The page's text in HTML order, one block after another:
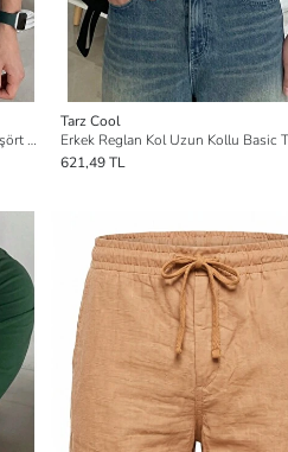
Erkek Reglan Kol Uzun Kollu Basic Tişört Süprem %100 Pamuk Bisiklet Yaka Rahat Kalıp
Tarz Cool
621,49 TL